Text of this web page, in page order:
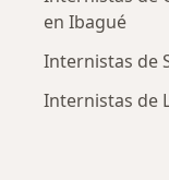
en Ibagué
Internistas de
Internistas de